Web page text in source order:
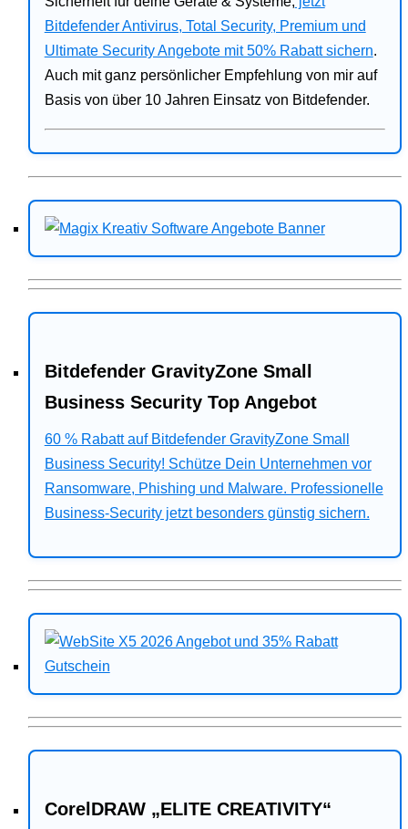
Bitdefender Antivirus, Total Security, Premium und
Ultimate Security Angebote mit 50% Rabatt sichern.
Auch mit ganz persönlicher Empfehlung von mir auf
Basis von über 10 Jahren Einsatz von Bitdefender.
Bitdefender GravityZone Small
Business Security Top Angebot
60 % Rabatt auf Bitdefender GravityZone Small
Business Security! Schütze Dein Unternehmen vor
Ransomware, Phishing und Malware. Professionelle
Business-Security jetzt besonders günstig sichern.
CorelDRAW „ELITE CREATIVITY“